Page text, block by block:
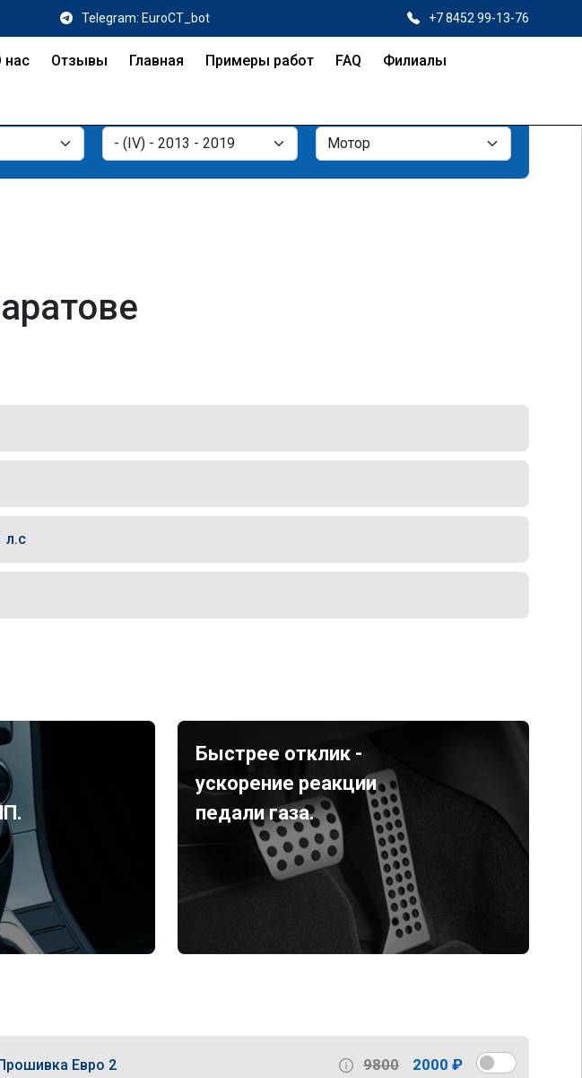
Telegram: EuroCT_bot +7 8452 99-13-76
нас Отзывы Главная Примеры работ FAQ Филиалы
л.с
Быстрее отклик -
ускорение реакции
педали газа.
Евро 2 9800 2000 ₽